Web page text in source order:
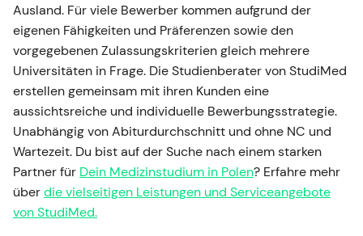
Ausland. Für viele Bewerber kommen aufgrund der
eigenen Fähigkeiten und Präferenzen sowie den
vorgegebenen Zulassungskriterien gleich mehrere
Universitäten in Frage. Die Studienberater von StudiMed
erstellen gemeinsam mit ihren Kunden eine
aussichtsreiche und individuelle Bewerbungsstrategie.
Unabhängig von Abiturdurchschnitt und ohne NC und
Wartezeit. Du bist auf der Suche nach einem starken
Partner für Dein Medizinstudium in Polen? Erfahre mehr
überdie vielseitigen Leistungen und Serviceangebote
von StudiMed.